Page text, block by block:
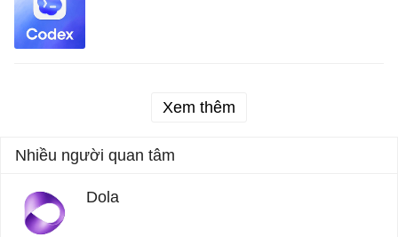
Xem thêm
Nhiều người quan tâm
Dola